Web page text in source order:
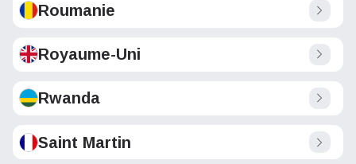
Roumanie
Royaume-Uni
Rwanda
Saint Martin